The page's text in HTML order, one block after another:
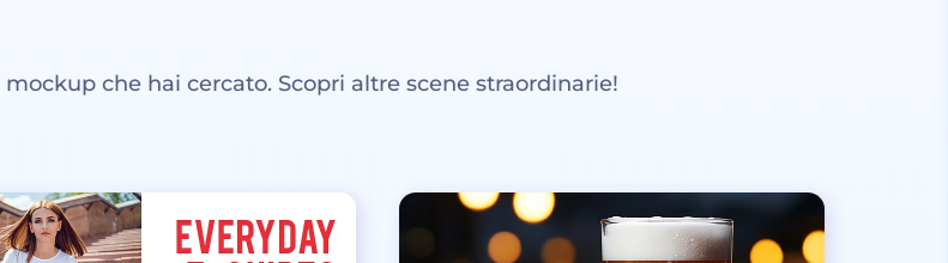
che hai cercato. Scopri altre scene straordinarie!